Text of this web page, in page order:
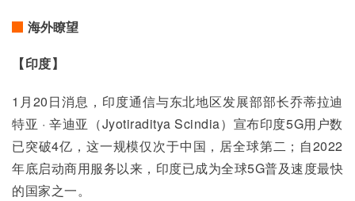
海外瞭望
【印度】
1月20日消息，印度通信与东北地区发展部部长乔蒂拉迪
特亚 · 辛迪亚（Jyotiraditya Scindia）宣布印度5G用户数
已突破4亿，这一规模仅次于中国，居全球第二；自2022
年底启动商用服务以来，印度已成为全球5G普及速度最快
的国家之一。